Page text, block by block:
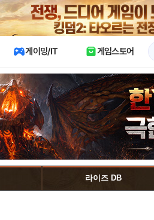
X
게이밍/IT 게임스토어
라이즈 DB